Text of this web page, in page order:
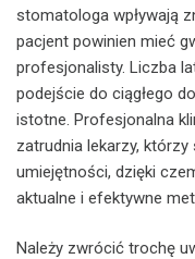
stomatologa wpływają
pacjent powinien mieć
profesjonalisty. Liczba
podejście do ciągłego
istotne. Profesjonalna
zatrudnia lekarzy,
umiejętności, dzięki
aktualne i efektywne
Należy zwrócić trochę